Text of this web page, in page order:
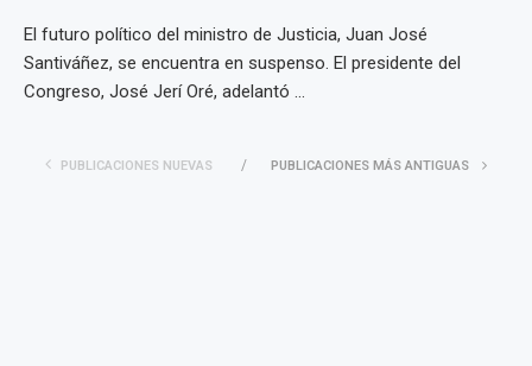
El futuro político del ministro de Justicia, Juan José
Santiváñez, se encuentra en suspenso. El presidente del
Congreso, José Jerí Oré, adelantó ...
PUBLICACIONES NUEVAS PUBLICACIONES MÁS ANTIGUAS